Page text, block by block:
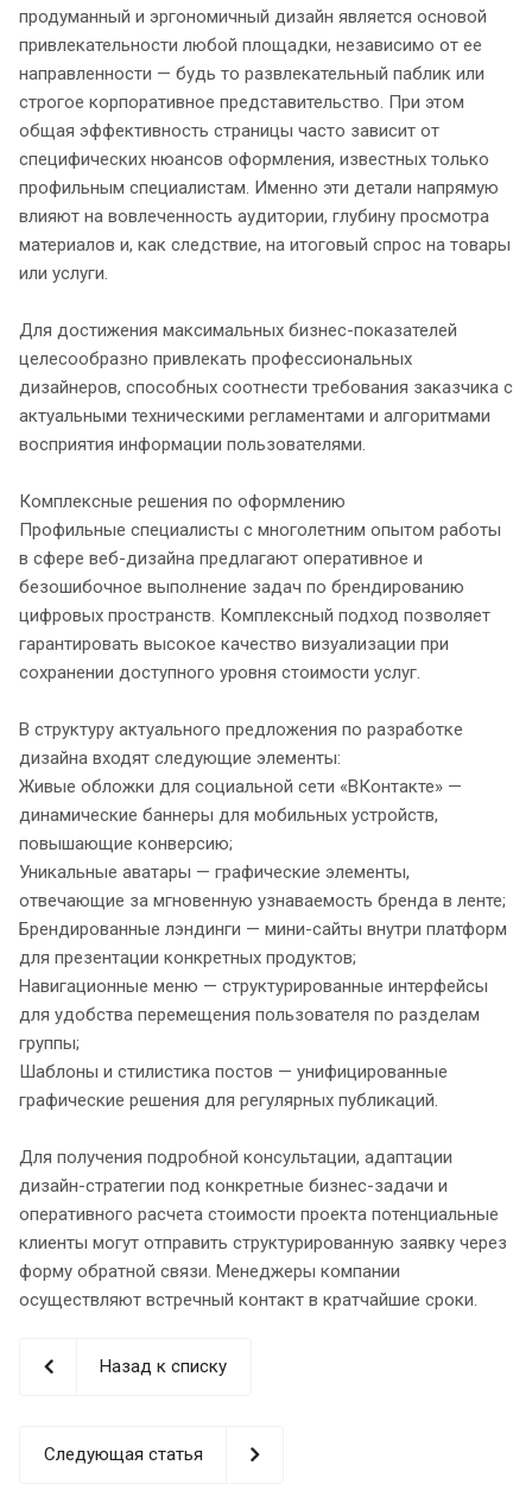
продуманный и эргономичный дизайн является основой
привлекательности любой площадки, независимо от ее
направленности — будь то развлекательный паблик или
строгое корпоративное представительство. При этом
общая эффективность страницы часто зависит от
специфических нюансов оформления, известных только
профильным специалистам. Именно эти детали напрямую
влияют на вовлеченность аудитории, глубину просмотра
материалов и, как следствие, на итоговый спрос на товары
или услуги.
Для достижения максимальных бизнес-показателей
целесообразно привлекать профессиональных
дизайнеров, способных соотнести требования заказчика с
актуальными техническими регламентами и алгоритмами
восприятия информации пользователями.
Комплексные решения по оформлению
Профильные специалисты с многолетним опытом работы
в сфере веб-дизайна предлагают оперативное и
безошибочное выполнение задач по брендированию
цифровых пространств. Комплексный подход позволяет
гарантировать высокое качество визуализации при
сохранении доступного уровня стоимости услуг.
В структуру актуального предложения по разработке
дизайна входят следующие элементы:
Живые обложки для социальной сети «ВКонтакте» —
динамические баннеры для мобильных устройств,
повышающие конверсию;
Уникальные аватары — графические элементы,
отвечающие за мгновенную узнаваемость бренда в ленте;
Брендированные лэндинги — мини-сайты внутри платформ
для презентации конкретных продуктов;
Навигационные меню — структурированные интерфейсы
для удобства перемещения пользователя по разделам
группы;
Шаблоны и стилистика постов — унифицированные
графические решения для регулярных публикаций.
Для получения подробной консультации, адаптации
дизайн-стратегии под конкретные бизнес-задачи и
оперативного расчета стоимости проекта потенциальные
клиенты могут отправить структурированную заявку через
форму обратной связи. Менеджеры компании
осуществляют встречный контакт в кратчайшие сроки.
Назад к списку
Следующая статья